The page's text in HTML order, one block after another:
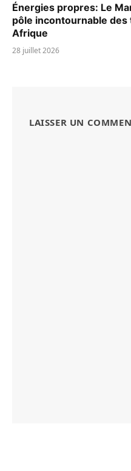
Énergies propres: Le
pôle incontournable
Afrique
28 juillet 2026
LAISSER UN